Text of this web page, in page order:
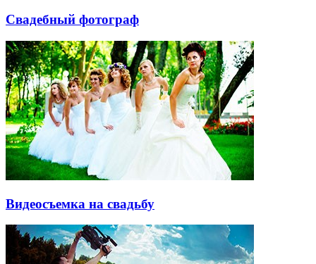
Свадебный фотограф
Видеосъемка на свадьбу